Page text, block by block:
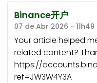
Binance开户
07 de Abr 2026 - 11h49
Your article helped
related content?
https://
ref=JW3W4Y3A